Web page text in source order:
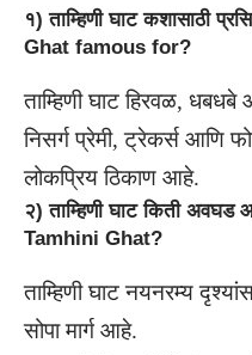
१) ताम्हिणी घाट कशासाठी
Ghat famous for?
ताम्हिणी घाट हिरवळ, धबधबे
निसर्ग प्रेमी, ट्रेकर्स आणि
लोकप्रिय ठिकाण आहे.
२) ताम्हिणी घाट किती
Tamhini Ghat?
ताम्हिणी घाट नयनरम्य
सोपा मार्ग आहे.